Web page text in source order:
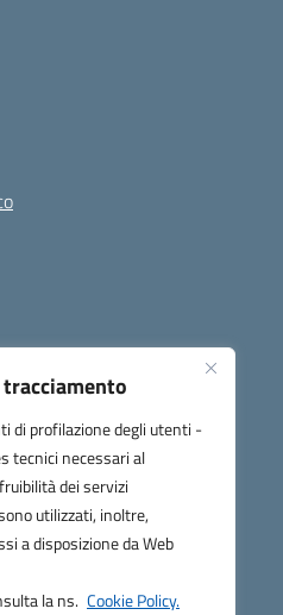
di profilazione degli utenti -
tecnici necessari al
dei servizi
utilizzati, inoltre,
a disposizione da Web
la ns. Cookie Policy.